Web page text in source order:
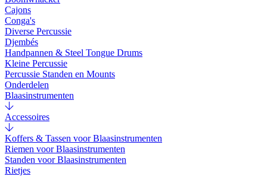
Cajons
Conga's
Diverse Percussie
Djembés
Handpannen & Steel Tongue Drums
Kleine Percussie
Percussie Standen en Mounts
Onderdelen
Blaasinstrumenten
Accessoires
Koffers & Tassen voor Blaasinstrumenten
Riemen voor Blaasinstrumenten
Standen voor Blaasinstrumenten
Rietjes